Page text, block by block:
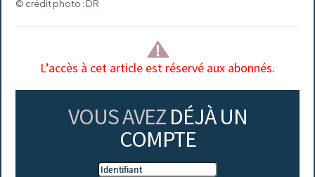
© crédit photo : DR
L’accès à cet article est réservé aux abonnés.
VOUS AVEZ DÉJÀ UN
COMPTE